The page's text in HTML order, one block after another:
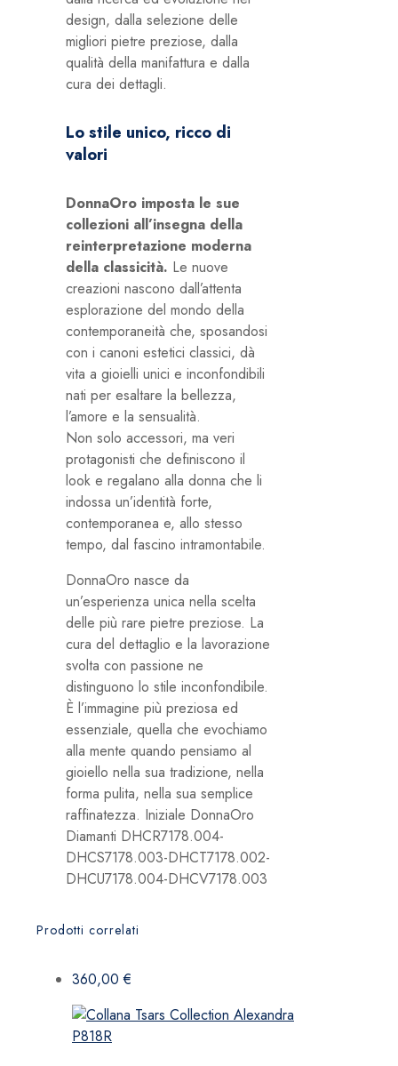
design, dalla selezione delle
migliori pietre preziose, dalla
qualità della manifattura e dalla
cura dei dettagli.
Lo stile unico, ricco di
valori
DonnaOro imposta le sue
collezioni all’insegna della
reinterpretazione moderna
della classicità. Le nuove
creazioni nascono dall’attenta
esplorazione del mondo della
contemporaneità che, sposandosi
con i canoni estetici classici, dà
vita a gioielli unici e inconfondibili
nati per esaltare la bellezza,
l’amore e la sensualità.
Non solo accessori, ma veri
protagonisti che definiscono il
look e regalano alla donna che li
indossa un’identità forte,
contemporanea e, allo stesso
tempo, dal fascino intramontabile.
DonnaOro nasce da
un’esperienza unica nella scelta
delle più rare pietre preziose. La
cura del dettaglio e la lavorazione
svolta con passione ne
distinguono lo stile inconfondibile.
È l’immagine più preziosa ed
essenziale, quella che evochiamo
alla mente quando pensiamo al
gioiello nella sua tradizione, nella
forma pulita, nella sua semplice
raffinatezza. Iniziale DonnaOro
Diamanti DHCR7178.004-
DHCS7178.003-DHCT7178.002-
DHCU7178.004-DHCV7178.003
Prodotti correlati
360,00€